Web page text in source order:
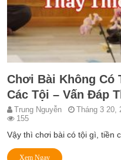
Chơi Bài Không Có
Các Tội – Vấn Đáp
Trung Nguyễn Tháng 3 20,
155
Vậy thì chơi bài có tội gì, tiền
Xem Ngay